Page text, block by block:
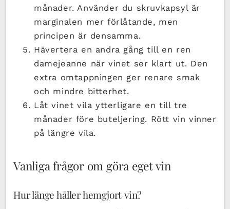
månader. Använder du skruvkapsyl är
marginalen mer förlåtande, men
principen är densamma.
Hävertera en andra gång till en ren
damejeanne när vinet ser klart ut. Den
extra omtappningen ger renare smak
och mindre bitterhet.
Låt vinet vila ytterligare en till tre
månader före buteljering. Rött vin vinner
på längre vila.
Vanliga frågor om göra eget vin
Hur länge håller hemgjort vin?